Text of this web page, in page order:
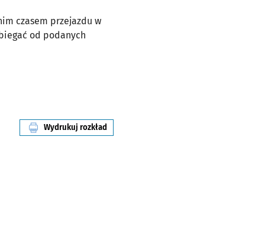
czasem przejazdu w
od podanych
Wydrukuj rozkład
linii nr 607